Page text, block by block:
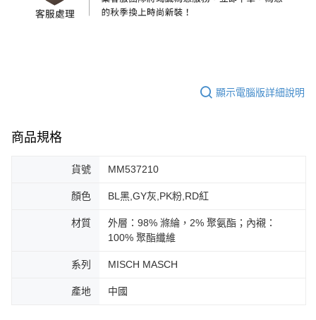
顯示電腦版詳細說明
商品規格
貨號 MM537210
顏色 BL黑,GY灰,PK粉,RD紅
材質
外層：98% 滌綸，2% 聚氨酯；內襯：
100% 聚酯纖維
系列 MISCH MASCH
產地 中國